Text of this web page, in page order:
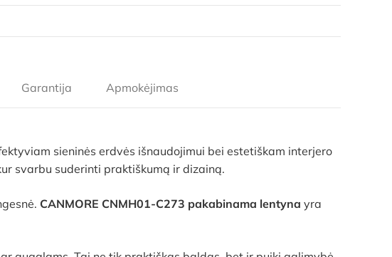
Garantija Apmokėjimas
sieninės erdvės išnaudojimui bei estetiškam interjero
svarbu suderinti praktiškumą ir dizainą.
CANMORE CNMH01-C273 pakabinama lentyna yra